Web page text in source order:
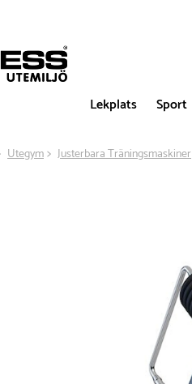
Lekplats Sport
Utegym Justerbara Träningsmaskiner